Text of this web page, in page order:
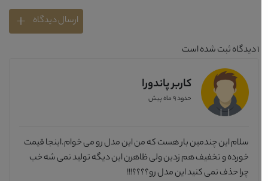
ارسال دیدگاه
دیدگاه ثبت شده است
کاربر پاندورا
حدود 9 ماه پیش
سلام این چندمین بار هست که من این مدل رو می خوام.اینجا قیمت
خورده و تخفیف هم زدین ولی ظاهرن این دیگه تولید نمی شه خب
چرا حذف نمی کنید این مدل رو؟؟؟؟!!!